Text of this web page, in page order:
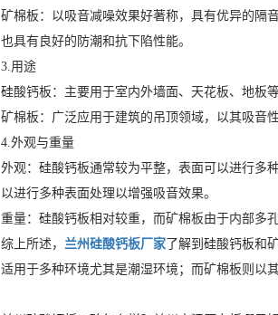
矿棉板‌：以吸音减噪效果好著称，具有优异的隔
也具有良好的防潮和抗下陷性能。
3.用途
硅酸钙板‌：主要用于室内外墙面、天花板、地板
矿棉板‌：广泛应用于建筑的吊顶领域，以其吸音
4.外观与重量
外观‌：硅酸钙板通常较为平整，表面可以进行多
以进行多种表面处理以增强吸音效果。
重量‌：硅酸钙板相对较重，而矿棉板由于内部多
综上所述， 兰州硅酸钙板厂家 了解到硅酸钙板和
适用于多种环境尤其是潮湿环境；而矿棉板则以